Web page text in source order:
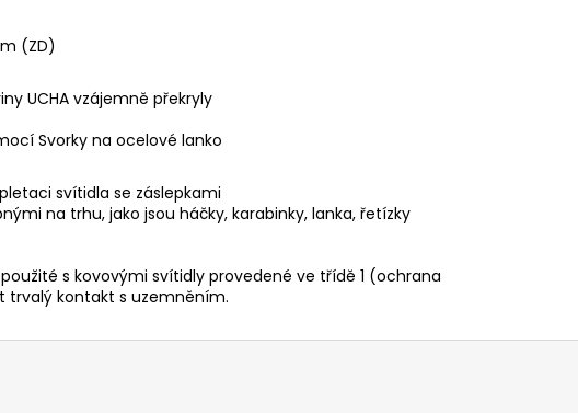
(ZD)
UCHA vzájemně překryly
Svorky na ocelové lanko
svítidla se záslepkami
na trhu, jako jsou háčky, karabinky, lanka, řetízky
s kovovými svítidly provedené ve třídě 1 (ochrana
kontakt s uzemněním.